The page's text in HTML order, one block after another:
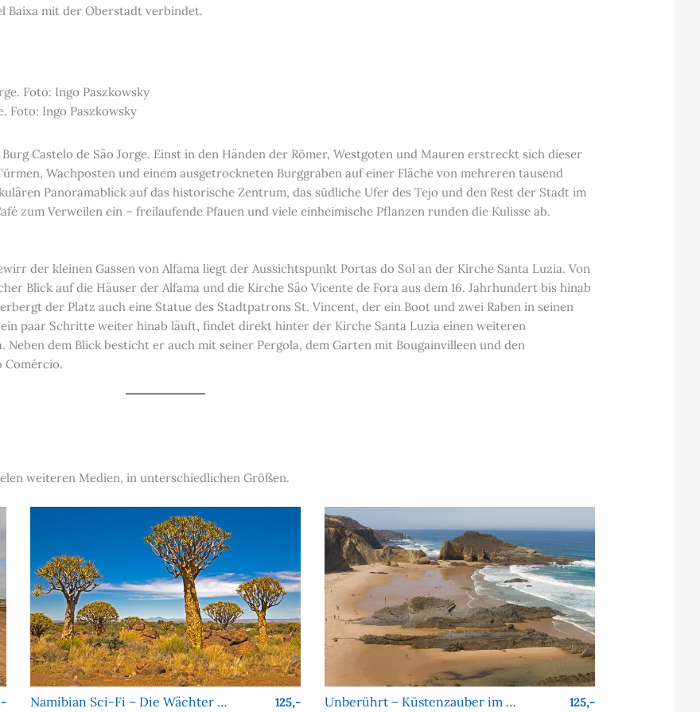
Baixa mit der Oberstadt verbindet.
Foto: Ingo Paszkowsky
Castelo de São Jorge. Einst in den Händen der Römer, Westgoten und Mauren erstreckt sich dieser
Wachposten und einem ausgetrockneten Burggraben auf einer Fläche von mehreren tausend
Panoramablick auf das historische Zentrum, das südliche Ufer des Tejo und den Rest der Stadt im
zum Verweilen ein – freilaufende Pfauen und viele einheimische Pflanzen runden die Kulisse ab.
der kleinen Gassen von Alfama liegt der Aussichtspunkt Portas do Sol an der Kirche Santa Luzia. Von
Blick auf die Häuser der Alfama und die Kirche São Vicente de Fora aus dem 16. Jahrhundert bis hinab
der Platz auch eine Statue des Stadtpatrons St. Vincent, der ein Boot und zwei Raben in seinen
paar Schritte weiter hinab läuft, findet direkt hinter der Kirche Santa Luzia einen weiteren
dem Blick besticht er auch mit seiner Pergola, dem Garten mit Bougainvilleen und den
Comércio.
weiteren Medien, in unterschiedlichen Größen.
Namibian Sci-Fi – Die Wächter von Köcher Prime 125,- Unberührt – Küstenzauber im Alentejo 125,-